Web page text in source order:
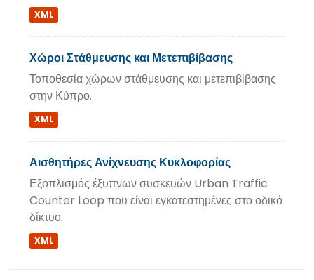
XML
Χώροι Στάθμευσης και Μετεπιβίβασης
Τοποθεσία χώρων στάθμευσης και μετεπιβίβασης
στην Κύπρο.
XML
Αισθητήρες Ανίχνευσης Κυκλοφορίας
Εξοπλισμός έξυπνων συσκευών Urban Traffic
Counter Loop που είναι εγκατεστημένες στο οδικό
δίκτυο.
XML